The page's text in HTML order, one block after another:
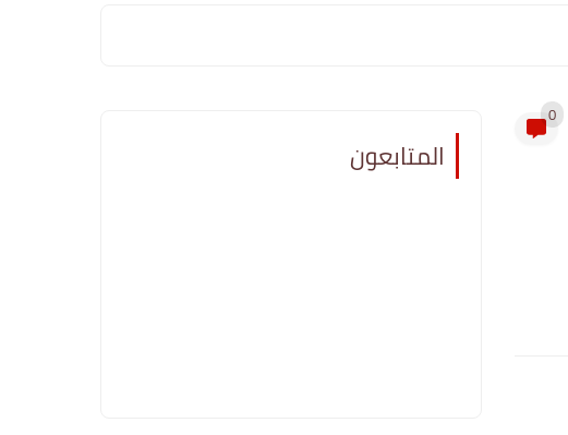
0
المتابعون